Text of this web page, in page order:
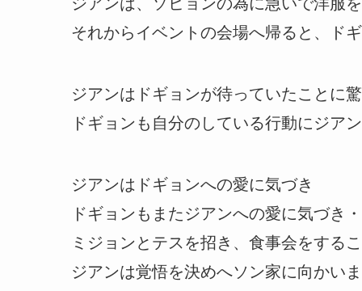
それからイベントの会場へ帰ると、ド
ジアンはドギョンが待っていたことに
ドギョンも自分のしている行動にジア
ジアンはドギョンへの愛に気づき
ドギョンもまたジアンへの愛に気づき
ミジョンとテスを招き、食事会をする
ジアンは覚悟を決めへソン家に向かい